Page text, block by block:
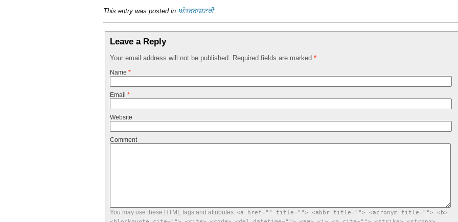
This entry was posted in ਅੰਤਰਰਾਸ਼ਟਰੀ.
Leave a Reply
Your email address will not be published. Required fields are marked *
Name *
Email *
Website
Comment
You may use these HTMLtags and attributes: <a href="" title=""> <abbr title=""> <acronym title=""> <b>